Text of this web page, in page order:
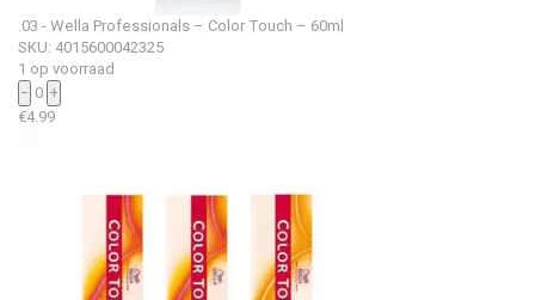
.03 - Wella Professionals – Color Touch – 60ml
SKU: 4015600042325
1 op voorraad
− 0 +
€4.99